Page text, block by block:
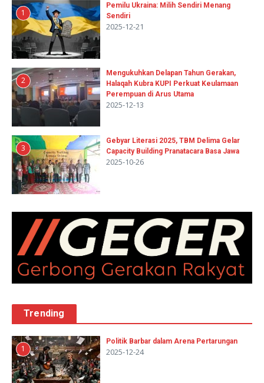
1
Pemilu Ukraina: Milih Sendiri Menang
Sendiri
2025-12-21
2
Mengukuhkan Delapan Tahun Gerakan,
Halaqah Kubra KUPI Perkuat Keulamaan
Perempuan di Arus Utama
2025-12-13
3
Gebyar Literasi 2025, TBM Delima Gelar
Capacity Building Pranatacara Basa Jawa
2025-10-26
Trending
1
Politik Barbar dalam Arena Pertarungan
2025-12-24